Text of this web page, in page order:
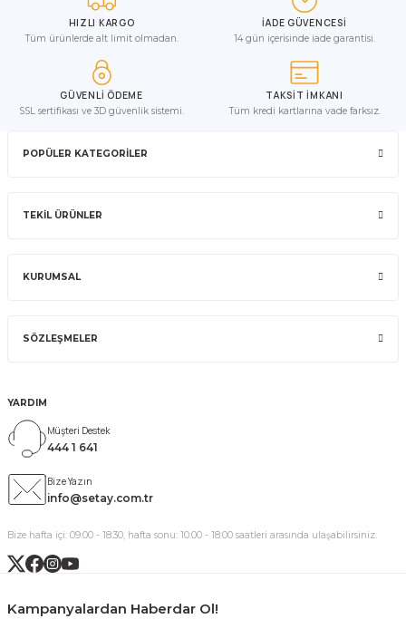
HIZLI KARGO
Tüm ürünlerde alt limit olmadan.
İADE GÜVENCESİ
14 gün içerisinde iade garantisi.
GÜVENLİ ÖDEME
SSL sertifikası ve 3D güvenlik sistemi.
TAKSİT İMKANI
Tüm kredi kartlarına vade farksız.
POPÜLER KATEGORİLER
TEKİL ÜRÜNLER
KURUMSAL
SÖZLEŞMELER
YARDIM
Müşteri Destek
444 1 641
Bize Yazın
info@setay.com.tr
Bize hafta içi: 09:00 - 18:30, hafta sonu: 10:00 - 18:00 saatleri arasında ulaşabilirsiniz.
Kampanyalardan Haberdar Ol!